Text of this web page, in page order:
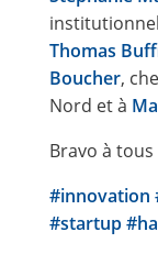
Thomas
Boucher,
Nord et à
Bravo à tous
#innovation
#startup